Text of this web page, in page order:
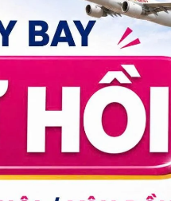
30/08 17/09 24/09
14.499.000đ Xem chi